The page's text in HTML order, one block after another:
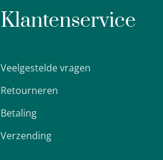
Klantenservice
Veelgestelde vragen
Retourneren
Betaling
Verzending